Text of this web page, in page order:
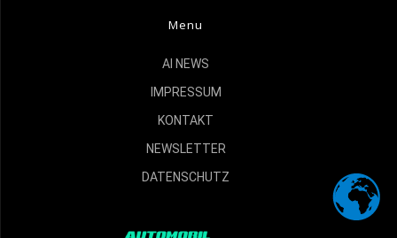
Menu
AI NEWS
IMPRESSUM
KONTAKT
NEWSLETTER
DATENSCHUTZ